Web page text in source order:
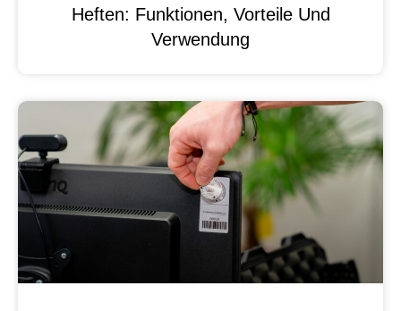
Heften: Funktionen, Vorteile Und
Verwendung